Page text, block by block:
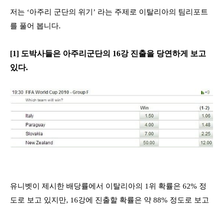
저는 ‘아주리 군단의 위기 ’ 라는 주제로 이탈리아의 팀리포트
를 풀어 봅니다.
[1] 도박사들은 아주리군단의 16강 진출을 당연하게 보고
있다.
유니벳이 제시한 배당률에서 이탈리아의 1 위 확률은 62% 정
도로 보고 있지만, 16강에 진출할 확률은 약 88% 정도로 보고